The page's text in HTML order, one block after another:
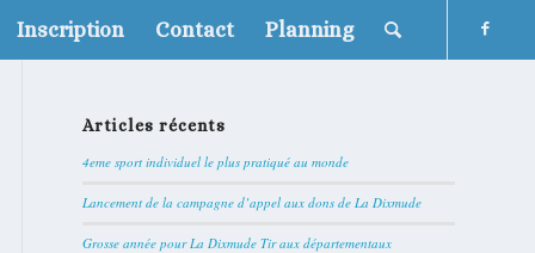
Inscription Contact Planning
Articles récents
4eme sport individuel le plus pratiqué au monde
Lancement de la campagne d’appel aux dons de La Dixmude
Grosse année pour La Dixmude Tir aux départementaux